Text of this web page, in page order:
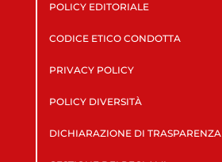
POLICY EDITORIALE
CODICE ETICO CONDOTTA
PRIVACY POLICY
POLICY DIVERSITÀ
DICHIARAZIONE DI TRASPARENZA